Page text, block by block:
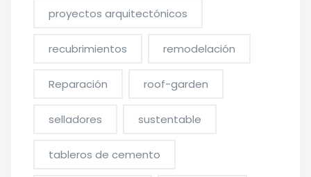
proyectos arquitectónicos
recubrimientos remodelación
Reparación roof-garden
selladores sustentable
tableros de cemento